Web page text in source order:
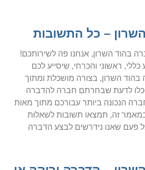
– כל התשובות
בהוד השרון, אנחנו פה לשירותכם!
ראשוני והכרחי, שיסייע לכם
השרון, בצורה מושכלת ומתוך
לדעת שבחרתם חברה להדברה
הנכונה ביותר עבורכם מתוך מאות
זה, תמצאו תשובות לשאלות
פעם שאנו נידרשים לבצע הדברה